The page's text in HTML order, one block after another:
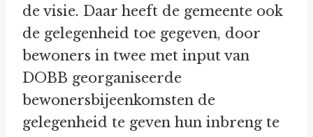
de visie. Daar heeft de gemeente ook
de gelegenheid toe gegeven, door
bewoners in twee met input van
DOBB georganiseerde
bewonersbijeenkomsten de
gelegenheid te geven hun inbreng te